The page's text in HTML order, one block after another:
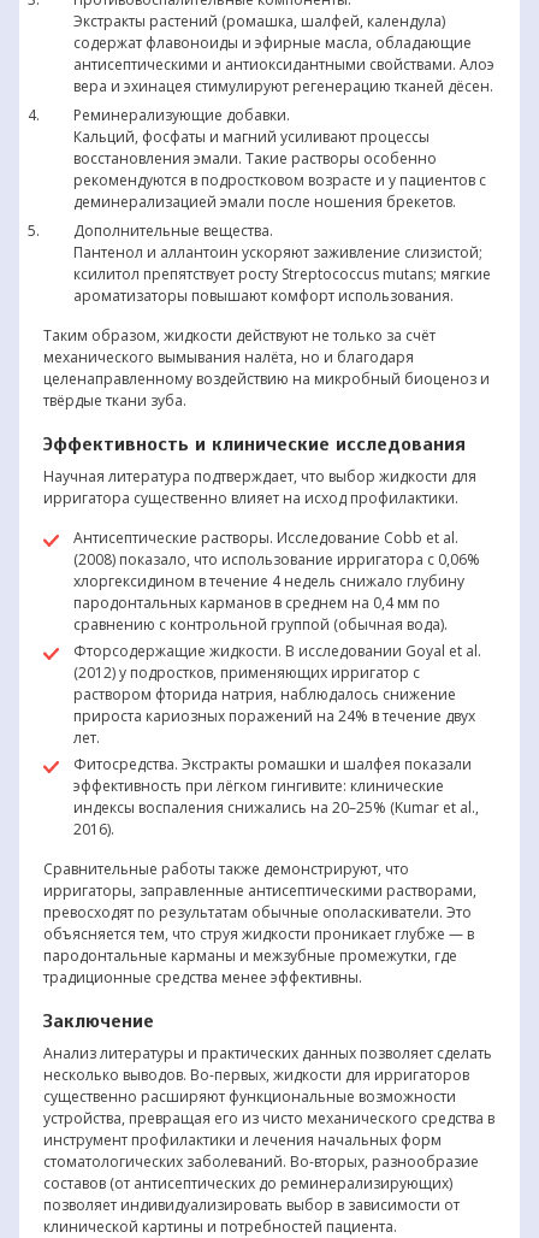
Экстракты растений (ромашка, шалфей, календула)
содержат флавоноиды и эфирные масла, обладающие
антисептическими и антиоксидантными свойствами. Алоэ
вера и эхинацея стимулируют регенерацию тканей дёсен.
Реминерализующие добавки.
Кальций, фосфаты и магний усиливают процессы
восстановления эмали. Такие растворы особенно
рекомендуются в подростковом возрасте и у пациентов с
деминерализацией эмали после ношения брекетов.
Дополнительные вещества.
Пантенол и аллантоин ускоряют заживление слизистой;
ксилитол препятствует росту Streptococcus mutans; мягкие
ароматизаторы повышают комфорт использования.
Таким образом, жидкости действуют не только за счёт
механического вымывания налёта, но и благодаря
целенаправленному воздействию на микробный биоценоз и
твёрдые ткани зуба.
Эффективность и клинические исследования
Научная литература подтверждает, что выбор жидкости для
ирригатора существенно влияет на исход профилактики.
Антисептические растворы. Исследование Cobb et al.
(2008) показало, что использование ирригатора с 0,06%
хлоргексидином в течение 4 недель снижало глубину
пародонтальных карманов в среднем на 0,4 мм по
сравнению с контрольной группой (обычная вода).
Фторсодержащие жидкости. В исследовании Goyal et al.
(2012) у подростков, применяющих ирригатор с
раствором фторида натрия, наблюдалось снижение
прироста кариозных поражений на 24% в течение двух
лет.
Фитосредства. Экстракты ромашки и шалфея показали
эффективность при лёгком гингивите: клинические
индексы воспаления снижались на 20–25% (Kumar et al.,
2016).
Сравнительные работы также демонстрируют, что
ирригаторы, заправленные антисептическими растворами,
превосходят по результатам обычные ополаскиватели. Это
объясняется тем, что струя жидкости проникает глубже — в
пародонтальные карманы и межзубные промежутки, где
традиционные средства менее эффективны.
Заключение
Анализ литературы и практических данных позволяет сделать
несколько выводов. Во-первых, жидкости для ирригаторов
существенно расширяют функциональные возможности
устройства, превращая его из чисто механического средства в
инструмент профилактики и лечения начальных форм
стоматологических заболеваний. Во-вторых, разнообразие
составов (от антисептических до реминерализирующих)
позволяет индивидуализировать выбор в зависимости от
клинической картины и потребностей пациента.